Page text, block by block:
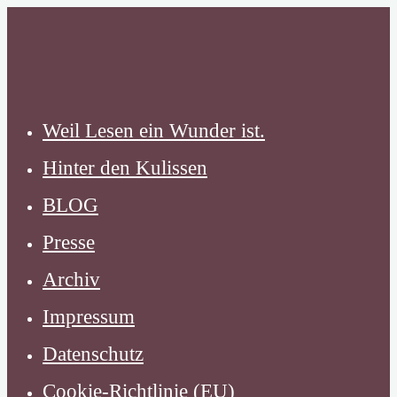
Weil Lesen ein Wunder ist.
Hinter den Kulissen
BLOG
Presse
Archiv
Impressum
Datenschutz
Cookie-Richtlinie (EU)